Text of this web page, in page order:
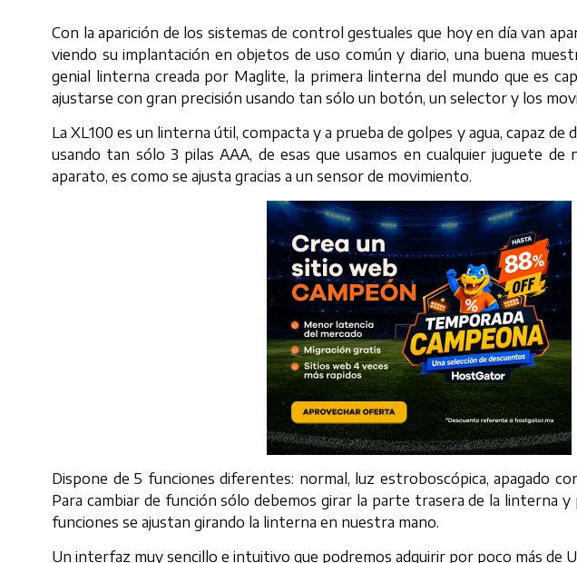
Con la aparición de los sistemas de control gestuales que hoy en día van
viendo su implantación en objetos de uso común y diario, una buena
genial linterna creada por Maglite, la primera linterna del mundo que es
ajustarse con gran precisión usando tan sólo un botón, un selector y los
La XL100 es un linterna útil, compacta y a prueba de golpes y agua, capaz de
usando tan sólo 3 pilas AAA, de esas que usamos en cualquier juguete
aparato, es como se ajusta gracias a un sensor de movimiento.
Dispone de 5 funciones diferentes: normal, luz estroboscópica, apagado
Para cambiar de función sólo debemos girar la parte trasera de la linterna
funciones se ajustan girando la linterna en nuestra mano.
Un interfaz muy sencillo e intuitivo que podremos adquirir por poco más de